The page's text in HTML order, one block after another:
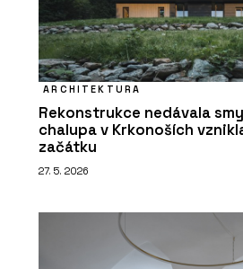
ARCHITEKTURA
Rekonstrukce nedávala
chalupa v Krkonoších
začátku
27. 5. 2026